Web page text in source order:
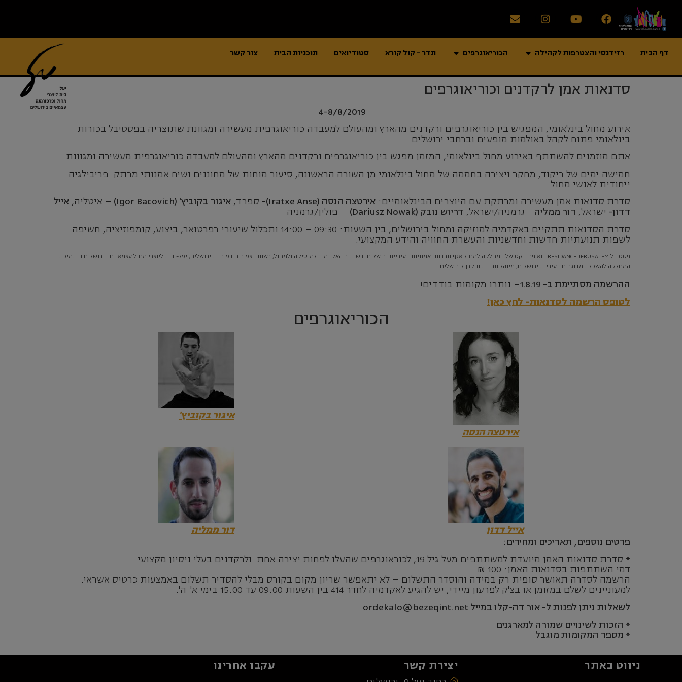
דף הבית רזידנסי והצטרפות לקהילה הכוריאוגרפים תדר - קול קורא סטודיואים תוכניות הבית צור קשר
סדנאות אמן לרקדנים וכוריאוגרפים
4-8/8/2019
אירוע מחול בינלאומי, המפגיש בין כוריאוגרפים ורקדנים מהארץ ומהעולם למעבדה כוריאוגרפית מעשירה ומגוונת שתוצריה בפסטיבל בכורות
בינלאומי פתוח לקהל באולמות מופעים וברחבי ירושלים.
אתם מוזמנים להשתתף באירוע מחול בינלאומי, המזמן מפגש בין כוריאוגרפים ורקדנים מהארץ ומהעולם למעבדה כוריאוגרפית מעשירה ומגוונת.
חמישה ימים של ריקוד, מחקר ויצירה בחממה של מחול בינלאומי מן השורה הראשונה, סיעור מוחות של מחוננים ושיח אמנותי מרתק. פריבילגיה
ייחודית לאנשי מחול.
סדרת סדנאות אמן מעשירה ומרתקת עם היוצרים הבינלאומיים: אירטצה הנסה (Iratxe Anse)- ספרד, איגור בקוביץ' (Igor Bacovich) – איטליה, אייל
דדון- ישראל, דור ממליה– גרמניה/ישראל, דריוש נובק (Dariusz Nowak)
– פולין/גרמניה
סדרת הסדנאות תתקיים באקדמיה למוזיקה ומחול בירושלים, בין השעות: 09:30 – 14:00 ותכלול שיעורי רפרטואר, ביצוע, קומפוזיציה, חשיפה
לשפות תנועתיות חדשות וחדשניות והעשרת החוויה והידע המקצועי.
פסטיבל RESIDANCE JERUSALEM הוא פרוייקט של המחלקה למחול אגף תרבות ואמנויות בעיריית ירושלים. בשיתוף האקדמיה למוסיקה ולמחול, רשות הצעירים בעיריית ירושלים, יעל- בית ליוצרי מחול עצמאיים בירושלים ובתמיכת
המחלקה להשכלת מבוגרים בעיריית ירושלים, מינהל תרבות והקרן לירושלים.
ההרשמה מסתיימת ב- 1.8.19
– נותרו מקומות בודדים!
לטופס הרשמה לסדנאות- לחץ כאן!
הכוריאוגרפים
אירטצה הנסה
איגור בקוביץ'
אייל דדון
דור ממליה
פרטים נוספים, תאריכים ומחירים:
* סדרת סדנאות האמן מיועדת למשתתפים מעל גיל 19, לכוראוגרפים שהעלו לפחות יצירה אחת ולרקדנים בעלי ניסיון מקצועי.
דמי השתתפות בסדנאות האמן: 100 ₪
הרשמה לסדרה תאושר סופית רק במידה והוסדר התשלום – לא יתאפשר שריון מקום בקורס מבלי להסדיר תשלום באמצעות כרטיס אשראי.
למעוניינים לשלם במזומן או בצ'ק לפרעון מיידי, יש להגיע לאקדמיה לחדר 414 בין השעות 09:00 עד 15:00 בימי א'-ה'.
לשאלות ניתן לפנות ל- אור דה-קלו במייל ordekalo@bezeqint.net
* הזכות לשינויים שמורה למארגנים
* מספר המקומות מוגבל
ניווט באתר יצירת קשר עקבו אחרינו